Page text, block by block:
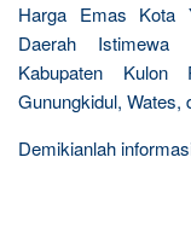
Harga Emas Kota
Daerah Istimewa
Kabupaten Kulon
Gunungkidul, Wates,
Demikianlah